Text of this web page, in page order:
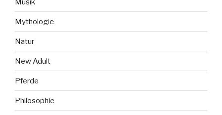
Musik
Mythologie
Natur
New Adult
Pferde
Philosophie